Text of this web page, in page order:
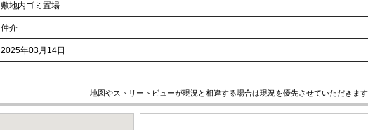
敷地内ゴミ置場
仲介
2025年03月14日
地図やストリートビューが現況と相違する場合は現況を優先させていただきます